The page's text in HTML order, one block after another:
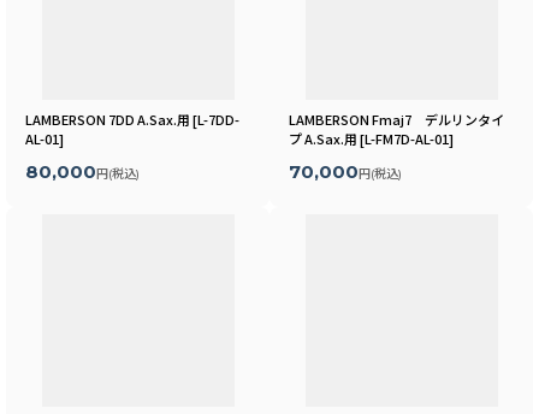
LAMBERSON 7DD A.Sax.用[L-7DD-
AL-01]
80,000円(税込)
LAMBERSON Fmaj7 デルリンタイ
プ A.Sax.用[L-FM7D-AL-01]
70,000円(税込)